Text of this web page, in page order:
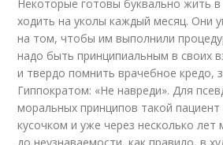
Некоторые готовы буквально жить в
ходить на уколы каждый месяц. Они
на том, чтобы им выполнили
надо быть принципиальным в своих
и твердо помнить врачебное кредо,
Гиппократом: «Не навреди». Для
моральных принципов такой
кусочком и уже через несколько